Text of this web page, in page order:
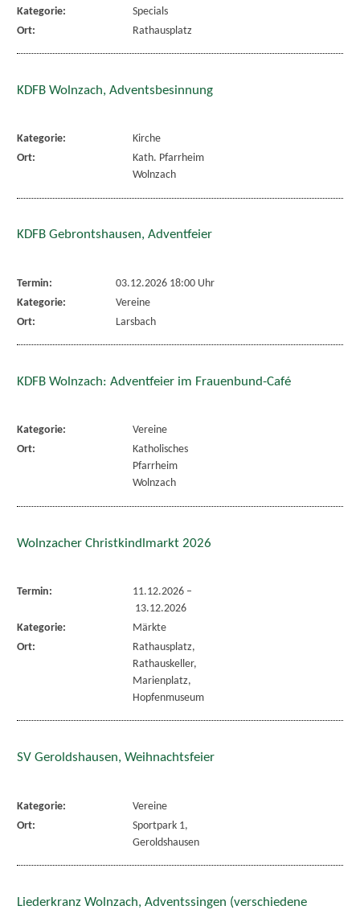
Kategorie:
Specials
Ort:
Rathausplatz
KDFB Wolnzach, Adventsbesinnung
Kategorie:
Kirche
Ort:
Kath. Pfarrheim
Wolnzach
KDFB Gebrontshausen, Adventfeier
Termin:
03.12.2026 18:00 Uhr
Kategorie:
Vereine
Ort:
Larsbach
KDFB Wolnzach: Adventfeier im Frauenbund-Café
Kategorie:
Vereine
Ort:
Katholisches
Pfarrheim
Wolnzach
Wolnzacher Christkindlmarkt 2026
Termin: 11.12.2026–
13.12.2026
Kategorie:
Märkte
Ort:
Rathausplatz,
Rathauskeller,
Marienplatz,
Hopfenmuseum
SV Geroldshausen, Weihnachtsfeier
Kategorie:
Vereine
Ort:
Sportpark 1,
Geroldshausen
Liederkranz Wolnzach, Adventssingen (verschiedene